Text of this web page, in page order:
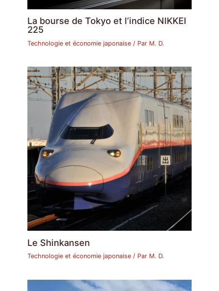
La bourse de Tokyo et l’indice NIKKEI
225
Technologie et économie japonaise / Par M. D.
Le Shinkansen
Technologie et économie japonaise / Par M. D.